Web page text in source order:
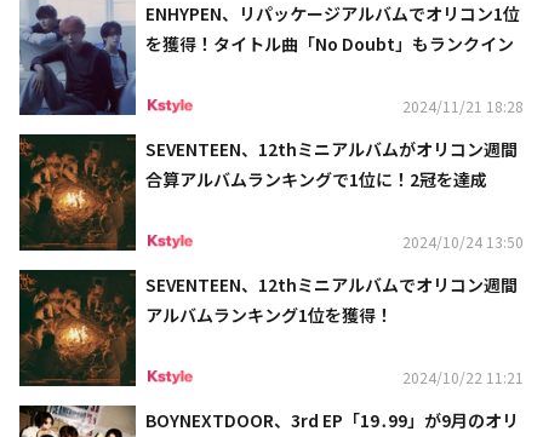
ENHYPEN、リパッケージアルバムでオリコン1位
を獲得！タイトル曲「No Doubt」もランクイン
2024/11/21 18:28
SEVENTEEN、12thミニアルバムがオリコン週間
合算アルバムランキングで1位に！2冠を達成
2024/10/24 13:50
SEVENTEEN、12thミニアルバムでオリコン週間
アルバムランキング1位を獲得！
2024/10/22 11:21
BOYNEXTDOOR、3rd EP「19․99」が9月のオリ